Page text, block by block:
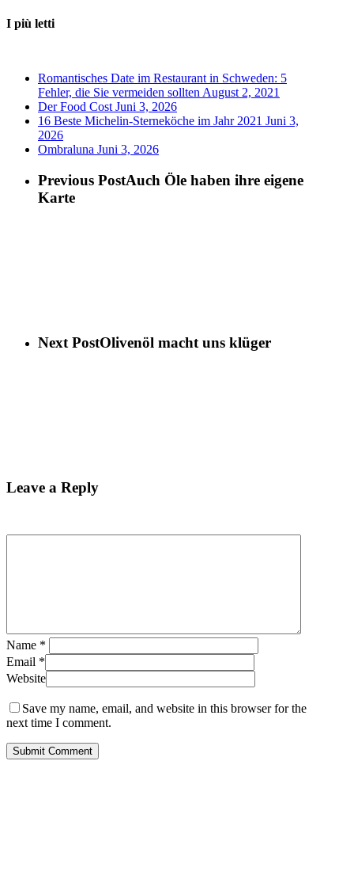
I più letti
Romantisches Date im Restaurant in Schweden: 5
Fehler, die Sie vermeiden sollten August 2, 2021
Der Food Cost Juni 3, 2026
16 Beste Michelin-Sterneköche im Jahr 2021 Juni 3,
2026
Ombraluna Juni 3, 2026
Previous PostAuch Öle haben ihre eigene
Karte
Next PostOlivenöl macht uns klüger
Leave a Reply
Name *
Email *
Website
Save my name, email, and website in this browser for the
next time I comment.